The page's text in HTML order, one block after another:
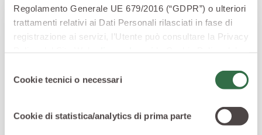
Regolamento Generale UE 679/2016 (“GDPR”) o ulteriori
trattamenti relativi ai Dati Personali rilasciati in fase di
registrazione ai servizi, l’Utente può consultare la Privacy
specifiche per i servizi forniti tramite il Sito Web.
delCookie tecnici o necessari
Cookie di statistica/analytics di prima parte